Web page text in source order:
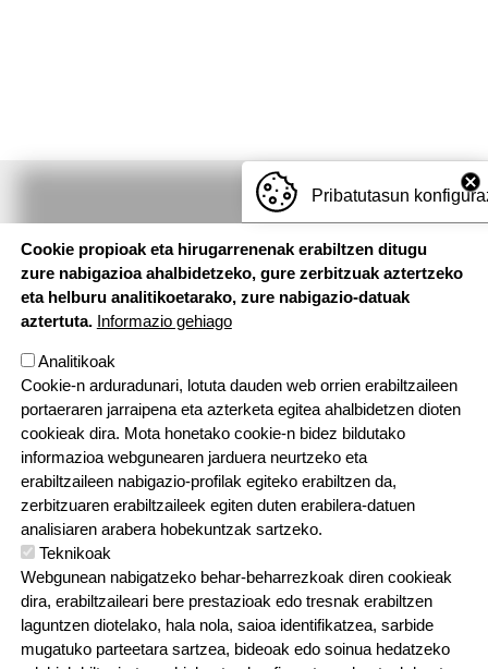
Udarregi ikastola
Gernika ibilbidea, 11 - 20170 USURBIL
Tel. 943 361 216 usurbil@ikastola.eus
Pribatutasun
Cookie propioak eta hirugarrenenak erabiltzen ditugu
zure nabigazioa ahalbidetzeko, gure zerbitzuak aztertzeko
eta helburu analitikoetarako, zure nabigazio-datuak
aztertuta. Informazio gehiago
Analitikoak
Cookie-n arduradunari, lotuta dauden web orrien erabiltzaileen
portaeraren jarraipena eta azterketa egitea ahalbidetzen dioten
cookieak dira. Mota honetako cookie-n bidez bildutako
informazioa webgunearen jarduera neurtzeko eta
erabiltzaileen nabigazio-profilak egiteko erabiltzen da,
zerbitzuaren erabiltzaileek egiten duten erabilera-datuen
analisiaren arabera hobekuntzak sartzeko.
Teknikoak
Webgunean nabigatzeko behar-beharrezkoak diren cookieak
dira, erabiltzaileari bere prestazioak edo tresnak erabiltzen
laguntzen diotelako, hala nola, saioa identifikatzea, sarbide
mugatuko parteetara sartzea, bideoak edo soinua hedatzeko